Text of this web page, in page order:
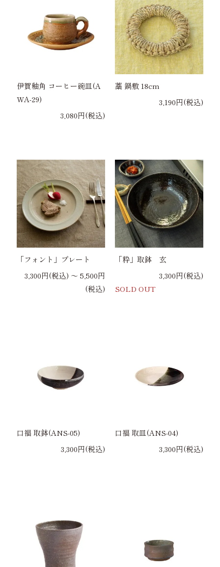
伊賀釉角 コーヒー碗皿(A
WA-29)
3,080円(税込)
藁 鍋敷 18cm
3,190円(税込)
「フォント」プレート
3,300円(税込) 〜 5,500円
(税込)
「粋」取鉢 玄
3,300円(税込)
SOLD OUT
口福 取鉢(ANS-05)
3,300円(税込)
口福 取皿(ANS-04)
3,300円(税込)